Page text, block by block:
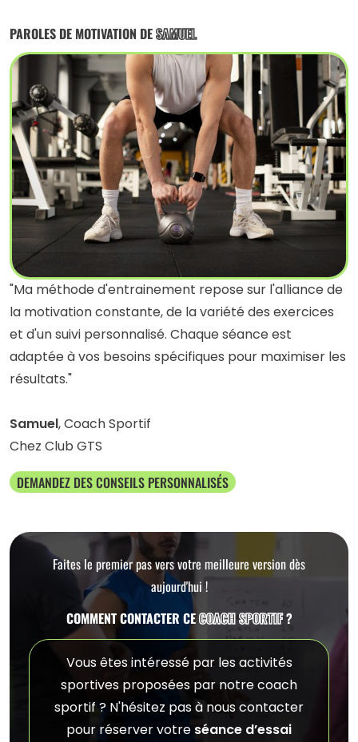
PAROLES DE MOTIVATION DESAMUEL
"Ma méthode d'entrainement repose sur l'alliance de
la motivation constante, de la variété des exercices
et d'un suivi personnalisé. Chaque séance est
adaptée à vos besoins spécifiques pour maximiser les
résultats."
Samuel, Coach Sportif
Chez Club GTS
DEMANDEZ DES CONSEILS PERSONNALISÉS
COMMENT CONTACTER CECOACH SPORTIF?
Faites le premier pas vers votre meilleure version dès
aujourd'hui !
Vous êtes intéressé par les activités
sportives proposées par notre coach
sportif ? N'hésitez pas à nous contacter
pour réserver votreséance d’essai